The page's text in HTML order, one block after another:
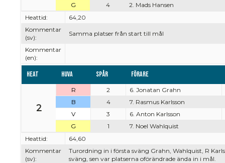
G
4
2. Mads Hansen
Heattid:
64,20
Kommentar
(sv):
Samma platser från start till mål
Kommentar
(en):
Heat Huva Spår Förare
2
R 2
6. Jonatan Grahn
B
4
7. Rasmus Karlsson
V
3
6. Anton Karlsson
G
1
7. Noel Wahlquist
Heattid:
64,60
Kommentar
(sv):
Turordning in i första sväng Grahn, Wahlquist, R
sväng, sen var platserna oförändrade ända in i mål.